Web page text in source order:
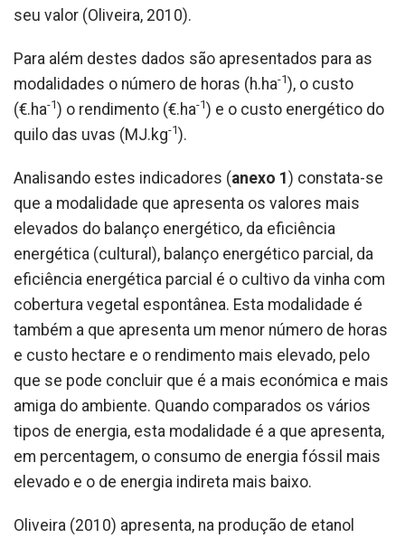
seu valor (Oliveira, 2010).
Para além destes dados são apresentados para as
modalidades o número de horas (h.ha-1), o custo
(€.ha-1) o rendimento (€.ha-1) e o custo energético do
quilo das uvas (MJ.kg-1).
Analisando estes indicadores (anexo 1) constata-se
que a modalidade que apresenta os valores mais
elevados do balanço energético, da eficiência
energética (cultural), balanço energético parcial, da
eficiência energética parcial é o cultivo da vinha com
cobertura vegetal espontânea. Esta modalidade é
também a que apresenta um menor número de horas
e custo hectare e o rendimento mais elevado, pelo
que se pode concluir que é a mais económica e mais
amiga do ambiente. Quando comparados os vários
tipos de energia, esta modalidade é a que apresenta,
em percentagem, o consumo de energia fóssil mais
elevado e o de energia indireta mais baixo.
Oliveira (2010) apresenta, na produção de etanol